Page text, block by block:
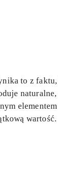
to z
wartość.